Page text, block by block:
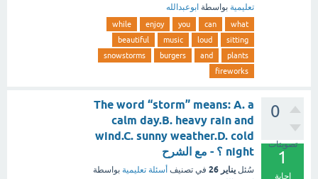
تعليمية بواسطة ابوعبدالله
what
can
you
enjoy
while
sitting
loud
music
beautiful
plants
and
burgers
snowstorms
fireworks
0
تصويتات
1
إجابة
The word “storm” means: A. a
calm day.B. heavy rain and
wind.C. sunny weather.D. cold
night ؟ - مع الشرح
سُئل يناير 26 في تصنيف أسئلة تعليمية بواسطة